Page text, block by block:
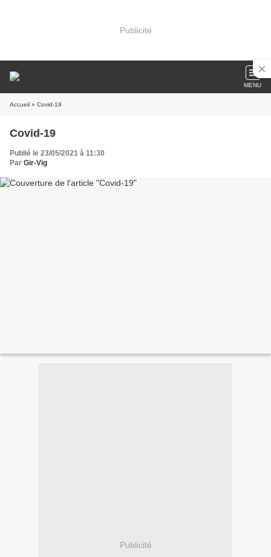
Publicité
MENU
Accueil » Covid-19
Covid-19
Publié le 23/05/2021 à 11:30
Par Gir-Vig
Publicité